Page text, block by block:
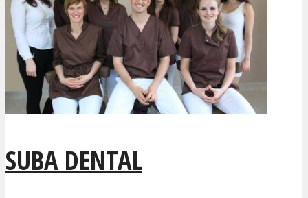
SUBA DENTAL